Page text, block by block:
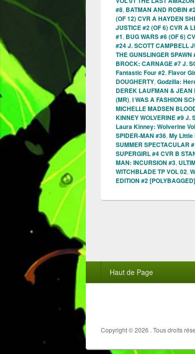
#8, BATMAN AND ROBIN
(OF 12) CVR A HAYDEN
JUSTICE #2 (OF 6) CVR A
#1, BUG WARS #6 (OF 6)
#24 J. SCOTT CAMPBELL
THE GUNSLINGER
BROCK: CARNAGE #7 J.
Fantastic Four #2, Flavor
DOUGHERTY, Godzilla:
DEREK LAUFMAN & JEAN
(MR), I WAS A FASHION
MICHELLE MADSEN
KINNEY WOLVERINE #9 J.
Laura Kinney: Wolverine
SPIDER-MAN #36, My Little
SUMMER SPECTACULAR
SUPERGIRL #4 CVR B
MAN: INCURSION #3,
WITCHBLADE TP VOL 02,
EDITION #2 [POLYBAGGED]
page
Haut de Page
Copyright © 2026 . Tous droits